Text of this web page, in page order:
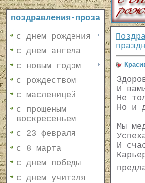
поздравления-проза
с днем рождения
с днем ангела
с новым годом
с рождеством
с масленицей
с прощеным
воскресеньем
с 23 февраля
с 8 марта
с днем победы
с днем учителя
И
Не
Но и
Мы
И